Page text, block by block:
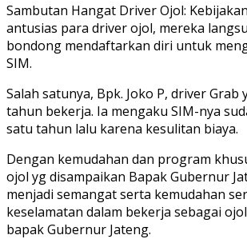
Sambutan Hangat Driver Ojol:
antusias para driver ojol, mereka
bondong mendaftarkan diri untuk
SIM.
Salah satunya, Bpk. Joko P, driver
tahun bekerja. Ia mengaku SIM-nya
satu tahun lalu karena kesulitan biaya.
Dengan kemudahan dan program
ojol yg disampaikan Bapak Gubernur
menjadi semangat serta kemudahan
keselamatan dalam bekerja sebagai
bapak Gubernur Jateng.